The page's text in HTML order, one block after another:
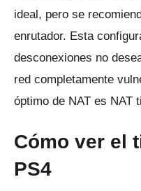
ideal, pero se
enrutador. Esta
desconexiones no
red completamente
óptimo de NAT es NAT
Cómo ver el
PS4